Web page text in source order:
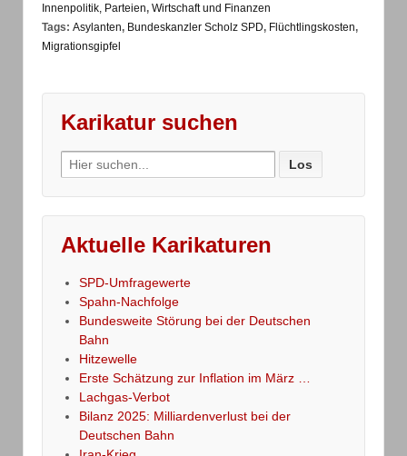
Innenpolitik, Parteien, Wirtschaft und Finanzen
Tags: Asylanten, Bundeskanzler Scholz SPD, Flüchtlingskosten,
Migrationsgipfel
Karikatur suchen
Search
for:
Aktuelle Karikaturen
SPD-Umfragewerte
Spahn-Nachfolge
Bundesweite Störung bei der Deutschen
Bahn
Hitzewelle
Erste Schätzung zur Inflation im März …
Lachgas-Verbot
Bilanz 2025: Milliardenverlust bei der
Deutschen Bahn